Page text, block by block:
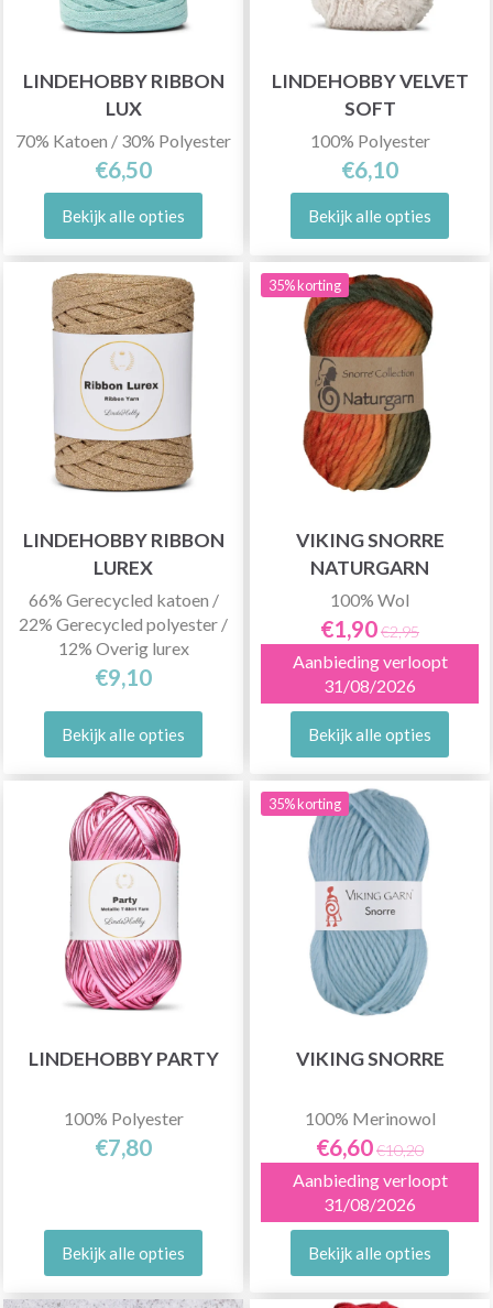
LINDEHOBBY RIBBON
LUX
70% Katoen / 30% Polyester
€6,50
Bekijk alle opties
LINDEHOBBY VELVET
SOFT
100% Polyester
€6,10
Bekijk alle opties
LINDEHOBBY RIBBON
LUREX
66% Gerecycled katoen /
22% Gerecycled polyester /
12% Overig lurex
€9,10
Bekijk alle opties
35% korting
VIKING SNORRE
NATURGARN
100% Wol
€1,90€2,95
Aanbieding verloopt
31/08/2026
Bekijk alle opties
LINDEHOBBY PARTY
100% Polyester
€7,80
Bekijk alle opties
35% korting
VIKING SNORRE
100% Merinowol
€6,60€10,20
Aanbieding verloopt
31/08/2026
Bekijk alle opties